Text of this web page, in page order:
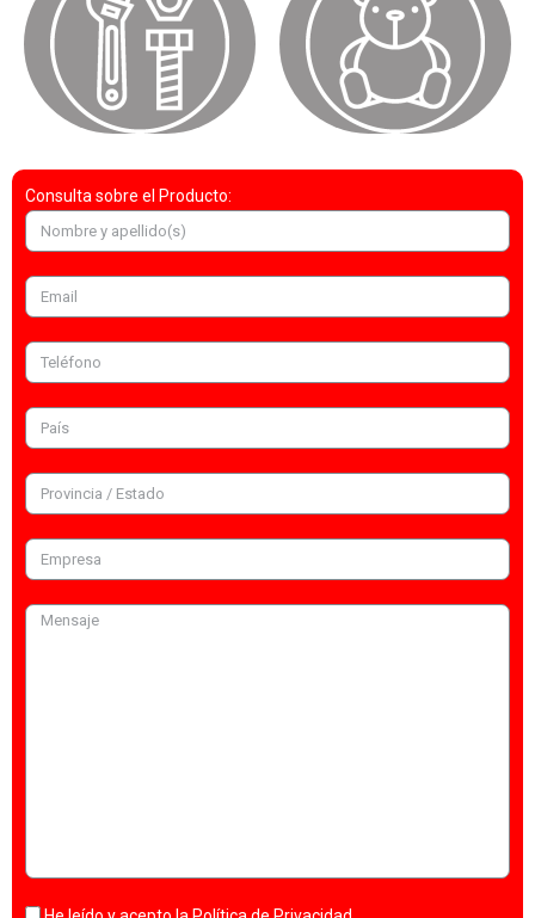
Consulta sobre el Producto: